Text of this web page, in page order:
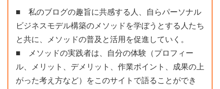
■ 私のブログの趣旨に共感する人、自らパーソナル
ビジネスモデル構築のメソッドを学ぼうとする人たち
と共に、メソッドの普及と活用を促進していく。
■ メソッドの実践者は、自分の体験（プロフィー
ル、メリット、デメリット、作業ポイント、成果の上
がった考え方など）をこのサイトで語ることができ